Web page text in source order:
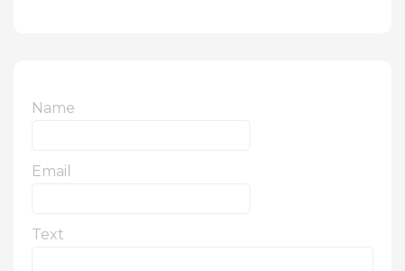
Name
Email
Text